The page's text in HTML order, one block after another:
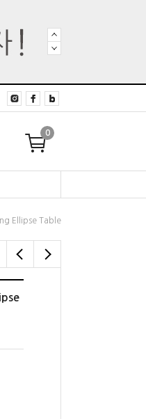
0
Ellipse Table